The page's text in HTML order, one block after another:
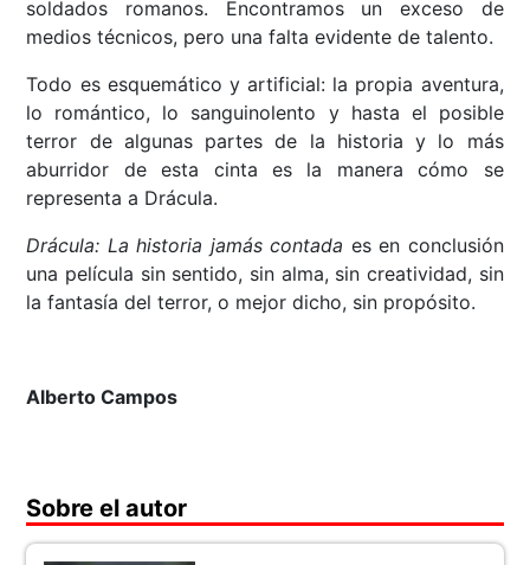
soldados romanos. Encontramos un exceso de
medios técnicos, pero una falta evidente de talento.
Todo es esquemático y artificial: la propia aventura,
lo romántico, lo sanguinolento y hasta el posible
terror de algunas partes de la historia y lo más
aburridor de esta cinta es la manera cómo se
representa a Drácula.
Drácula: La historia jamás contada es en conclusión
una película sin sentido, sin alma, sin creatividad, sin
la fantasía del terror, o mejor dicho, sin propósito.
Alberto Campos
Sobre el autor